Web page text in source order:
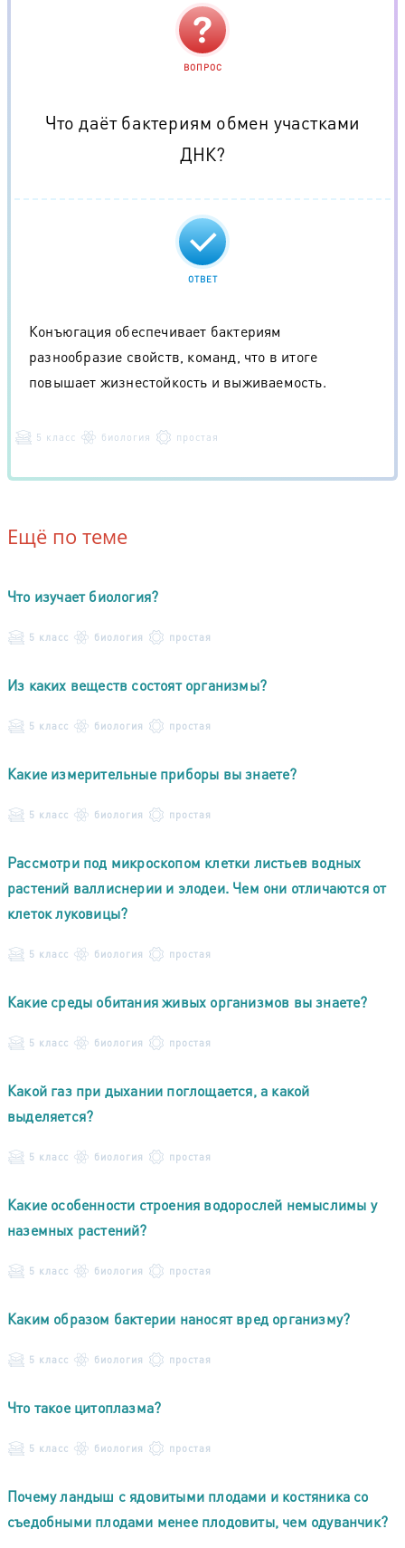
ВОПРОС
Что даёт бактериям обмен участками
ДНК?
ОТВЕТ
Конъюгация обеспечивает бактериям
разнообразие свойств, команд, что в итоге
повышает жизнестойкость и выживаемость.
5 класс биология простая
Ещё по теме
Что изучает биология?
5 класс биология простая
Из каких веществ состоят организмы?
5 класс биология простая
Какие измерительные приборы вы знаете?
5 класс биология простая
Рассмотри под микроскопом клетки листьев водных
растений валлиснерии и элодеи. Чем они отличаются от
клеток луковицы?
5 класс биология простая
Какие среды обитания живых организмов вы знаете?
5 класс биология простая
Какой газ при дыхании поглощается, а какой
выделяется?
5 класс биология простая
Какие особенности строения водорослей немыслимы у
наземных растений?
5 класс биология простая
Каким образом бактерии наносят вред организму?
5 класс биология простая
Что такое цитоплазма?
5 класс биология простая
Почему ландыш с ядовитыми плодами и костяника со
съедобными плодами менее плодовиты, чем одуванчик?